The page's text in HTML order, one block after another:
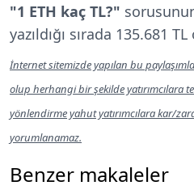
"1 ETH kaç TL?"
yazıldığı sırada 135.681
İnternet sitemizde yapılan bu
olup herhangi bir şekilde yatırımcılara
yönlendirme yahut yatırımcılara kar/
yorumlanamaz.
Benzer makaleler